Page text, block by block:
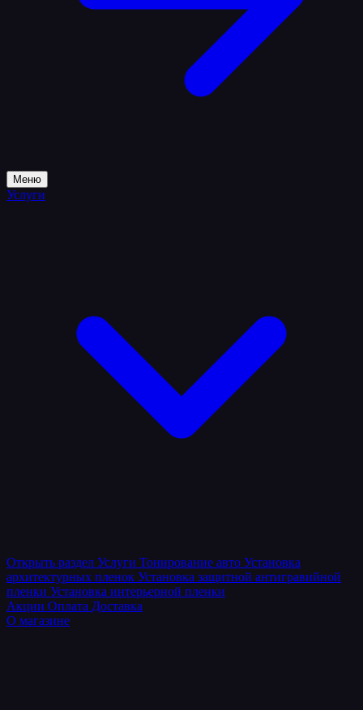
Меню
Услуги
Открыть раздел Услуги Тонирование авто Установка
архитектурных пленок Установка защитной антигравийной
пленки Установка интерьерной пленки
Акции Оплата Доставка
О магазине